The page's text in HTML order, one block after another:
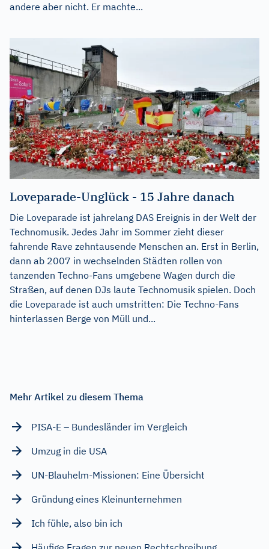
andere aber nicht. Er machte...
Loveparade-Unglück - 15 Jahre danach
Die Loveparade ist jahrelang DAS Ereignis in der Welt der
Technomusik. Jedes Jahr im Sommer zieht dieser
fahrende Rave zehntausende Menschen an. Erst in Berlin,
dann ab 2007 in wechselnden Städten rollen von
tanzenden Techno-Fans umgebene Wagen durch die
Straßen, auf denen DJs laute Technomusik spielen. Doch
die Loveparade ist auch umstritten: Die Techno-Fans
hinterlassen Berge von Müll und...
Mehr Artikel zu diesem Thema
PISA-E – Bundesländer im Vergleich
Umzug in die USA
UN-Blauhelm-Missionen: Eine Übersicht
Gründung eines Kleinunternehmen
Ich fühle, also bin ich